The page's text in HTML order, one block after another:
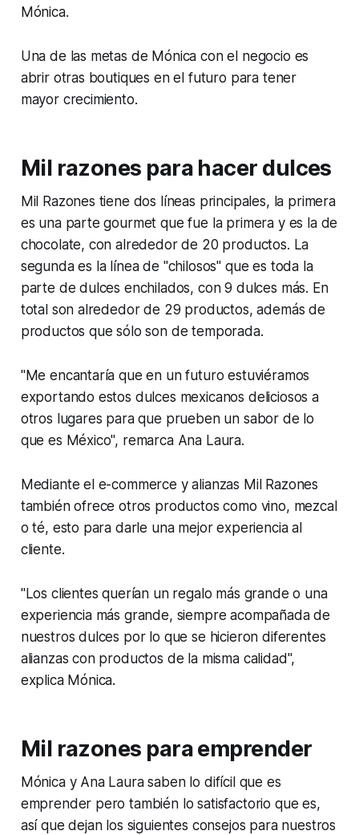
Mónica.
Una de las metas de Mónica con el negocio es
abrir otras boutiques en el futuro para tener
mayor crecimiento.
Mil razones para hacer dulces
Mil Razones tiene dos líneas principales, la primera
es una parte gourmet que fue la primera y es la de
chocolate, con alrededor de 20 productos. La
segunda es la línea de "chilosos" que es toda la
parte de dulces enchilados, con 9 dulces más. En
total son alrededor de 29 productos, además de
productos que sólo son de temporada.
"Me encantaría que en un futuro estuviéramos
exportando estos dulces mexicanos deliciosos a
otros lugares para que prueben un sabor de lo
que es México", remarca Ana Laura.
Mediante el e-commerce y alianzas Mil Razones
también ofrece otros productos como vino, mezcal
o té, esto para darle una mejor experiencia al
cliente.
"Los clientes querían un regalo más grande o una
experiencia más grande, siempre acompañada de
nuestros dulces por lo que se hicieron diferentes
alianzas con productos de la misma calidad",
explica Mónica.
Mil razones para emprender
Mónica y Ana Laura saben lo difícil que es
emprender pero también lo satisfactorio que es,
así que dejan los siguientes consejos para nuestros